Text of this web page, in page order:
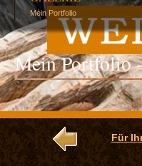
Mein Portfolio
Mein Portfolio
Für